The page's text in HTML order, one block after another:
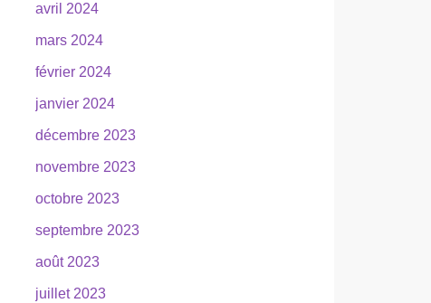
avril 2024
mars 2024
février 2024
janvier 2024
décembre 2023
novembre 2023
octobre 2023
septembre 2023
août 2023
juillet 2023